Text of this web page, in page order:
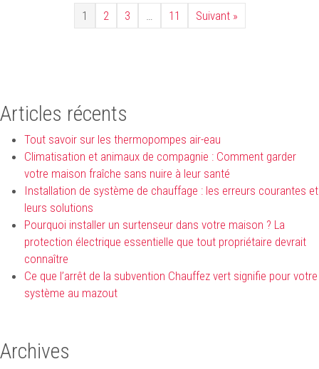
1 2 3 … 11 Suivant »
Articles récents
Tout savoir sur les thermopompes air-eau
Climatisation et animaux de compagnie : Comment garder
votre maison fraîche sans nuire à leur santé
Installation de système de chauffage : les erreurs courantes et
leurs solutions
Pourquoi installer un surtenseur dans votre maison ? La
protection électrique essentielle que tout propriétaire devrait
connaître
Ce que l’arrêt de la subvention Chauffez vert signifie pour votre
système au mazout
Archives